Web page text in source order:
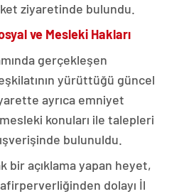
ziyaretinde bulundu.
ve Mesleki Hakları
gerçekleşen
yürüttüğü güncel
ayrıca emniyet
konuları ile talepleri
bulunuldu.
bir açıklama yapan heyet,
dolayı İl